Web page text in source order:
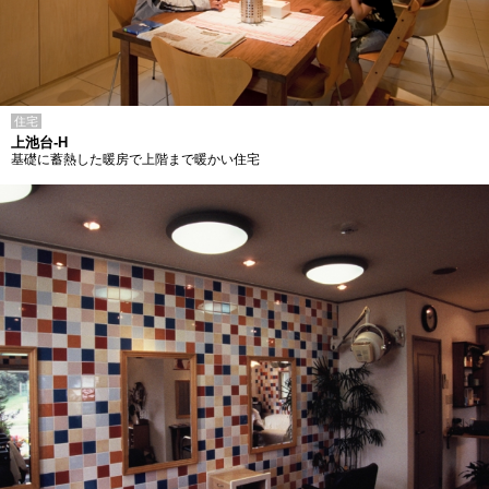
住宅
上池台-H
基礎に蓄熱した暖房で上階まで暖かい住宅